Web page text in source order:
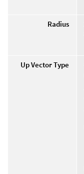
Radius
Up Vector Type